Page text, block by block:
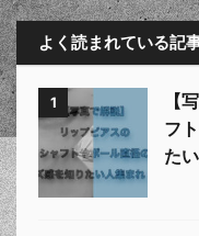
よく読まれている記
1
【
フ
た